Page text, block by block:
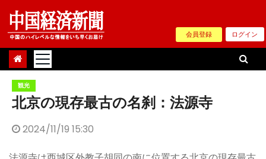
Skip
content
会員登録 ログイン
観光
北京の現存最古の名刹：法源寺
2024/11/19 15:30